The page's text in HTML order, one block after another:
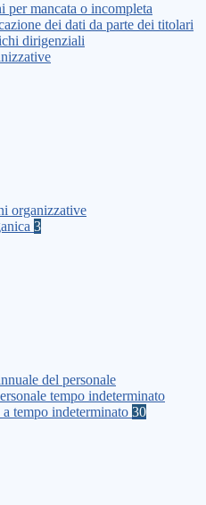
per mancata o incompleta
dei dati da parte dei titolari
dirigenziali
organizzative
3
del personale
tempo indeterminato
a tempo indeterminato 30